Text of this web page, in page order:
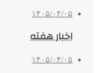
۱۴۰۵/۰۴/۰۵
اخبار هفته
۱۴۰۵/۰۴/۰۵